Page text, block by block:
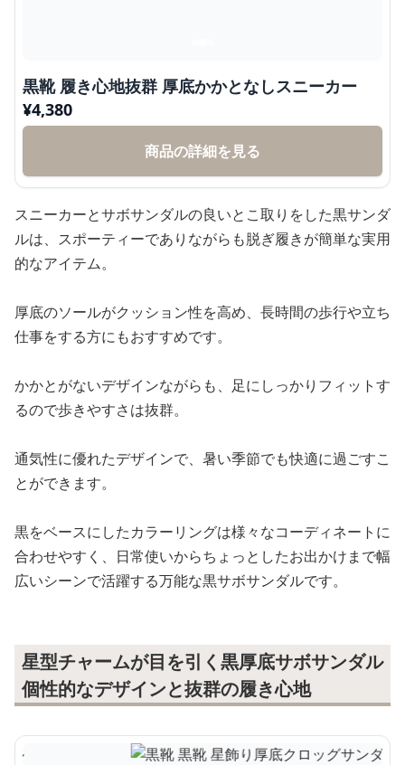
黒靴 履き心地抜群 厚底かかとなしスニーカー
¥4,380
商品の詳細を見る
スニーカーとサボサンダルの良いとこ取りをした黒サンダ
ルは、スポーティーでありながらも脱ぎ履きが簡単な実用
的なアイテム。
厚底のソールがクッション性を高め、長時間の歩行や立ち
仕事をする方にもおすすめです。
かかとがないデザインながらも、足にしっかりフィットす
るので歩きやすさは抜群。
通気性に優れたデザインで、暑い季節でも快適に過ごすこ
とができます。
黒をベースにしたカラーリングは様々なコーディネートに
合わせやすく、日常使いからちょっとしたお出かけまで幅
広いシーンで活躍する万能な黒サボサンダルです。
星型チャームが目を引く黒厚底サボサンダル
個性的なデザインと抜群の履き心地